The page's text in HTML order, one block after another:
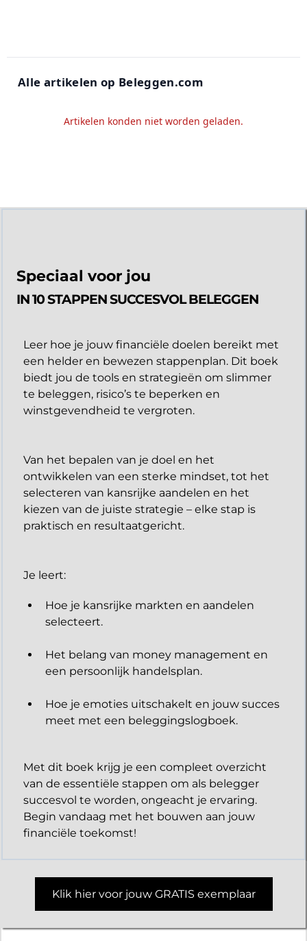
Alle artikelen op Beleggen.com
Artikelen konden niet worden geladen.
Speciaal voor jou
IN 10 STAPPEN SUCCESVOL BELEGGEN
Leer hoe je jouw financiële doelen bereikt met
een helder en bewezen stappenplan. Dit boek
biedt jou de tools en strategieën om slimmer
te beleggen, risico’s te beperken en
winstgevendheid te vergroten.
Van het bepalen van je doel en het
ontwikkelen van een sterke mindset, tot het
selecteren van kansrijke aandelen en het
kiezen van de juiste strategie – elke stap is
praktisch en resultaatgericht.
​Je leert:
Hoe je kansrijke markten en aandelen
selecteert.
Het belang van money management en
een persoonlijk handelsplan.
Hoe je emoties uitschakelt en jouw succes
meet met een beleggingslogboek.
Met dit boek krijg je een compleet overzicht
van de essentiële stappen om als belegger
succesvol te worden, ongeacht je ervaring.
Begin vandaag met het bouwen aan jouw
financiële toekomst!
Klik hier voor jouw GRATIS exemplaar